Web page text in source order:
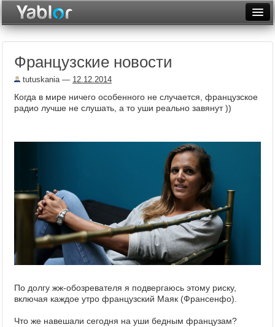
Неделя
Рейтинги
Французские новости
tutuskania— 12.12.2014
Когда в мире ничего особенного не случается, французское
радио лучше не слушать, а то уши реально завянут ))
По долгу жж-обозревателя я подвергаюсь этому риску,
включая каждое утро французский Маяк (Франсенфо).
Что же навешали сегодня на уши бедным французам?